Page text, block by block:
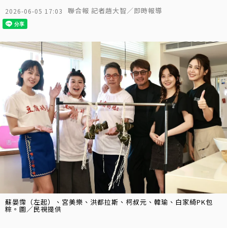
2026-06-05 17:03 聯合報 記者趙大智／即時報導
蘇晏霈（左起）、宮美樂、洪都拉斯、柯叔元、韓瑜、白家綺PK包
粽。圖／民視提供